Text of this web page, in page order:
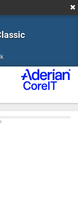
Valdemarsvik